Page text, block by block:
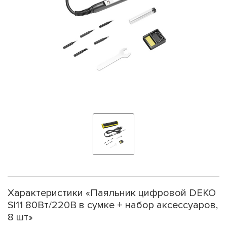
Характеристики «Паяльник цифровой DEKO
SI11 80Вт/220В в сумке + набор аксессуаров,
8 шт»